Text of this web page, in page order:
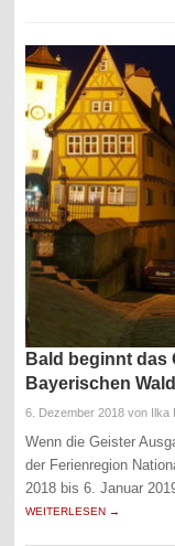
Bald beginnt das
Bayerischen Wald
6. Dezember 2018 von Ilka
Wenn die Geister
der Ferienregion
2018 bis 6. Januar
WEITERLESEN →